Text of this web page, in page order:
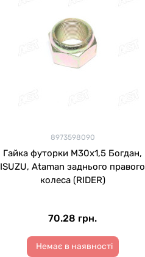
8973598090
Гайка футорки М30х1,5 Богдан,
ISUZU, Ataman заднього правого
колеса (RIDER)
70.28 грн.
Немає в наявності